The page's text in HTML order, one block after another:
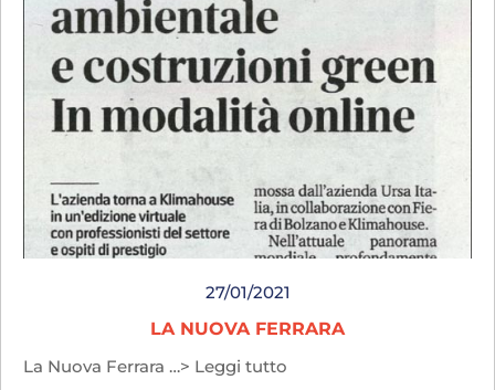
27/01/2021
LA NUOVA FERRARA
La Nuova Ferrara …> Leggi tutto